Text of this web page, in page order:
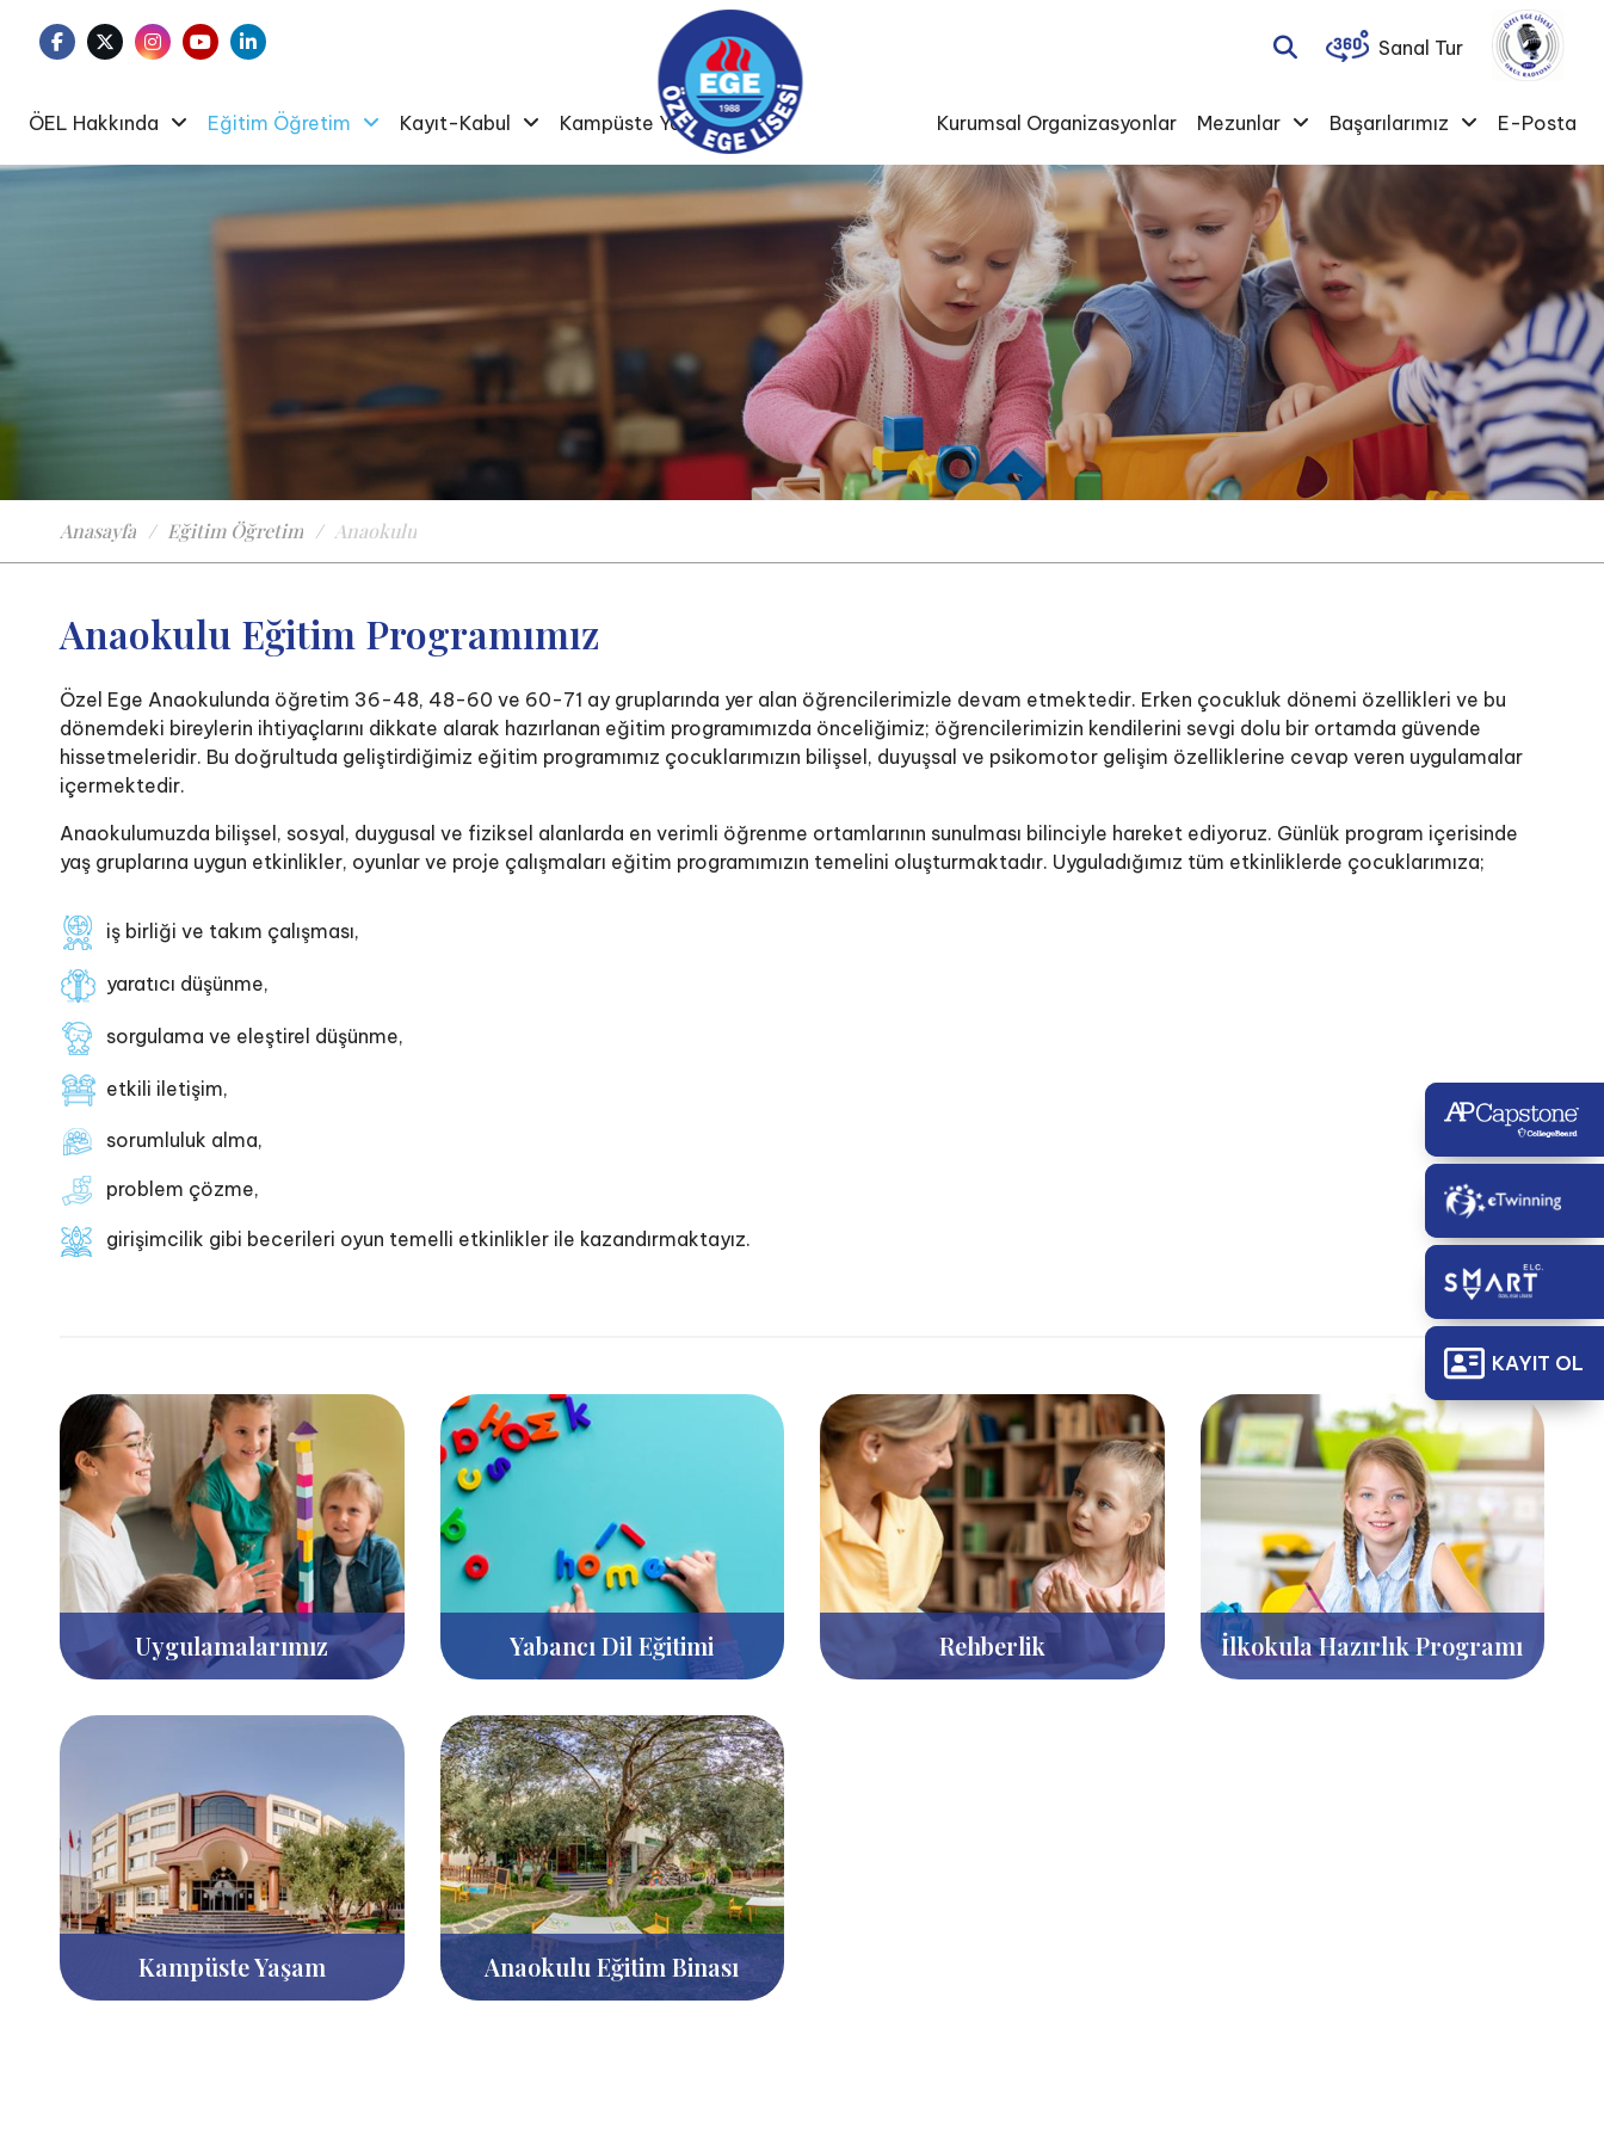
Sanal Tur
ÖEL Hakkında Eğitim Öğretim Kayıt-Kabul Kampüste Yaşam Kurumsal Organizasyonlar Mezunlar Başarılarımız E-Posta
Anasayfa Eğitim Öğretim Anaokulu
Anaokulu Eğitim Programımız
Özel Ege Anaokulunda öğretim 36-48, 48-60 ve 60-71 ay gruplarında yer alan öğrencilerimizle devam etmektedir. Erken çocukluk dönemi özellikleri ve bu
dönemdeki bireylerin ihtiyaçlarını dikkate alarak hazırlanan eğitim programımızda önceliğimiz; öğrencilerimizin kendilerini sevgi dolu bir ortamda güvende
hissetmeleridir. Bu doğrultuda geliştirdiğimiz eğitim programımız çocuklarımızın bilişsel, duyuşsal ve psikomotor gelişim özelliklerine cevap veren uygulamalar
içermektedir.
Anaokulumuzda bilişsel, sosyal, duygusal ve fiziksel alanlarda en verimli öğrenme ortamlarının sunulması bilinciyle hareket ediyoruz. Günlük program içerisinde
yaş gruplarına uygun etkinlikler, oyunlar ve proje çalışmaları eğitim programımızın temelini oluşturmaktadır. Uyguladığımız tüm etkinliklerde çocuklarımıza;
iş birliği ve takım çalışması,
yaratıcı düşünme,
sorgulama ve eleştirel düşünme,
etkili iletişim,
sorumluluk alma,
problem çözme,
girişimcilik gibi becerileri oyun temelli etkinlikler ile kazandırmaktayız.
Uygulamalarımız Yabancı Dil Eğitimi Rehberlik İlkokula Hazırlık Programı
Kampüste Yaşam Anaokulu Eğitim Binası
KAYIT OL